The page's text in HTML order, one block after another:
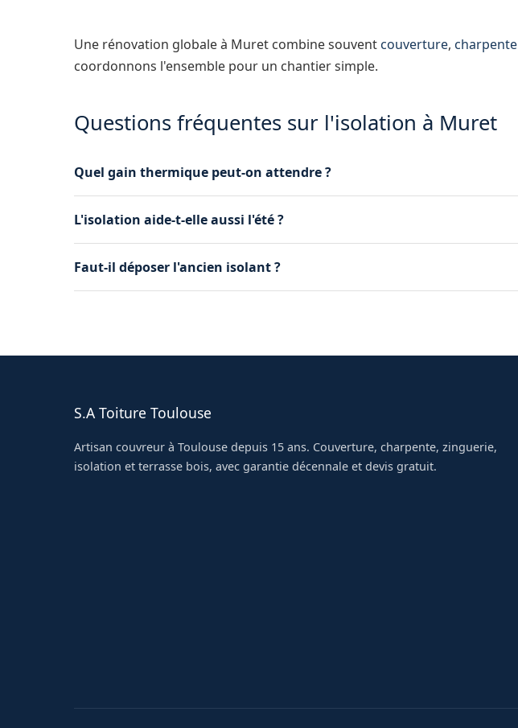
Une rénovation globale à Muret combine souventcouverture, charpente
coordonnons l'ensemble pour un chantier simple.
Questions fréquentes sur l'isolation à Muret
Quel gain thermique peut-on attendre ?
sensiblement la facture de chauffage.
L'isolation aide-t-elle aussi l'été ?
sont chauds.
Faut-il déposer l'ancien isolant ?
S.A Toiture Toulouse
Artisan couvreur à Toulouse depuis 15 ans. Couverture, charpente, zinguerie,
isolation et terrasse bois, avec garantie décennale et devis gratuit.